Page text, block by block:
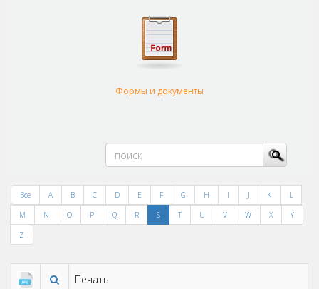
Формы и документы
Все A B C D E F G H I J K
L
M
N O P Q R S T U V W X
Y
Z
Печать